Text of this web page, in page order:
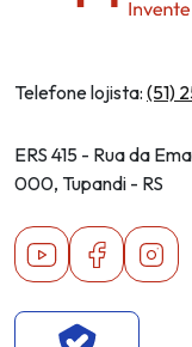
Telefone lojista: (51)
ERS 415 - Rua da
000, Tupandi - RS
YoutubeFacebook